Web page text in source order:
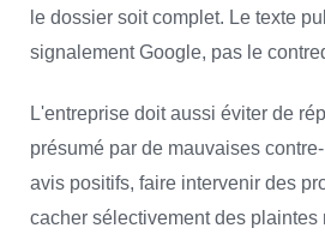
le dossier soit complet. Le texte
signalement Google, pas le
L'entreprise doit aussi éviter de
présumé par de mauvaises
avis positifs, faire intervenir des
cacher sélectivement des plaintes